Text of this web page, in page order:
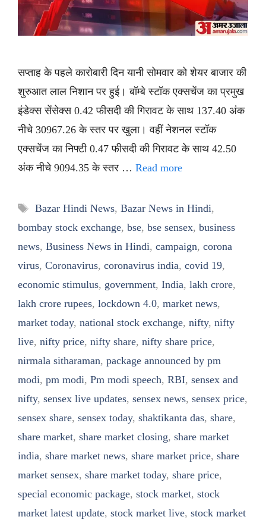
सप्ताह के पहले कारोबारी दिन यानी सोमवार को शेयर बाजार की
शुरुआत लाल निशान पर हुई। बॉम्बे स्टॉक एक्सचेंज का प्रमुख
इंडेक्स सेंसेक्स 0.42 फीसदी की गिरावट के साथ 137.40 अंक
नीचे 30967.26 के स्तर पर खुला। वहीं नेशनल स्टॉक
एक्सचेंज का निफ्टी 0.47 फीसदी की गिरावट के साथ 42.50
अंक नीचे 9094.35 के स्तर … Read more
Tags
Bazar Hindi News, Bazar News in Hindi,
bombay stock exchange, bse, bse sensex, business
news, Business News in Hindi, campaign, corona
virus, Coronavirus, coronavirus india, covid 19,
economic stimulus, government, India, lakh crore,
lakh crore rupees, lockdown 4.0, market news,
market today, national stock exchange, nifty, nifty
live, nifty price, nifty share, nifty share price,
nirmala sitharaman, package announced by pm
modi, pm modi, Pm modi speech, RBI, sensex and
nifty, sensex live updates, sensex news, sensex price,
sensex share, sensex today, shaktikanta das, share,
share market, share market closing, share market
india, share market news, share market price, share
market sensex, share market today, share price,
special economic package, stock market, stock
market latest update, stock market live, stock market